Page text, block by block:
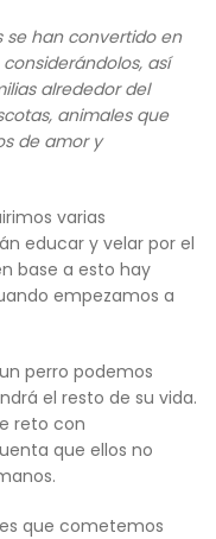
se han convertido en
así
alrededor del
animales que
de amor y
varias
educar y velar por el
base a esto hay
empezamos a
perro podemos
el resto de su vida.
reto con
que ellos no
que cometemos